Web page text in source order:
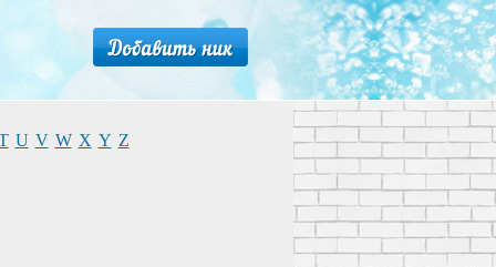
U V W X Y Z